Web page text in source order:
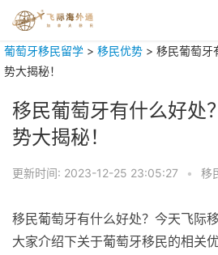
葡萄牙移民留学 > 移民优势 > 移民葡萄牙
势大揭秘！
移民葡萄牙有什么好处
势大揭秘！
更新时间: 2023-12-25 23:05:27 • 移
移民葡萄牙有什么好处？今天飞际
大家介绍下关于葡萄牙移民的相关